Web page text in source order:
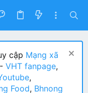
cập Mạng xã
- VHT fanpage,
,
Food, Bhnong